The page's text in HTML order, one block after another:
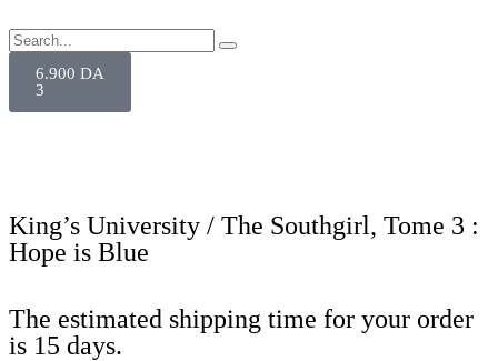
6.900 DA
3
King’s University / The Southgirl, Tome 3 :
Hope is Blue
The estimated shipping time for your order
is 15 days.